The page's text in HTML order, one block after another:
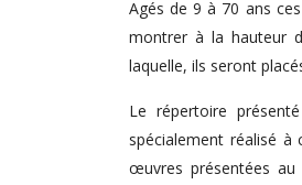
Agés de 9 à 70 ans
montrer à la hauteur
laquelle, ils seront
Le répertoire
spécialement réalisé
œuvres présentées au